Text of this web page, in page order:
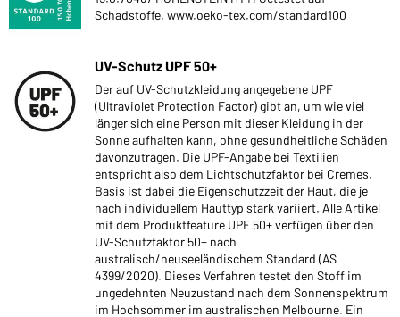
Schadstoffe. www.oeko-tex.com/standard100
UV-Schutz UPF 50+
Der auf UV-Schutzkleidung angegebene UPF
(Ultraviolet Protection Factor) gibt an, um wie viel
länger sich eine Person mit dieser Kleidung in der
Sonne aufhalten kann, ohne gesundheitliche Schäden
davonzutragen. Die UPF-Angabe bei Textilien
entspricht also dem Lichtschutzfaktor bei Cremes.
Basis ist dabei die Eigenschutzzeit der Haut, die je
nach individuellem Hauttyp stark variiert. Alle Artikel
mit dem Produktfeature UPF 50+ verfügen über den
UV-Schutzfaktor 50+ nach
australisch/neuseeländischem Standard (AS
4399/2020). Dieses Verfahren testet den Stoff im
ungedehnten Neuzustand nach dem Sonnenspektrum
im Hochsommer im australischen Melbourne. Ein